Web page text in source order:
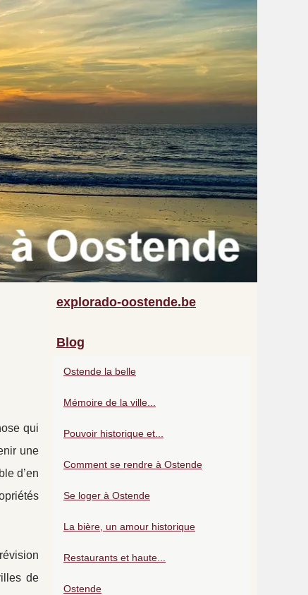
qui
une
d’en
de
explorado-oostende.be
Blog
Ostende la belle
Mémoire de la ville...
Pouvoir historique et...
Comment se rendre à Ostende
Se loger à Ostende
La bière, un amour historique
Restaurants et haute...
Ostende